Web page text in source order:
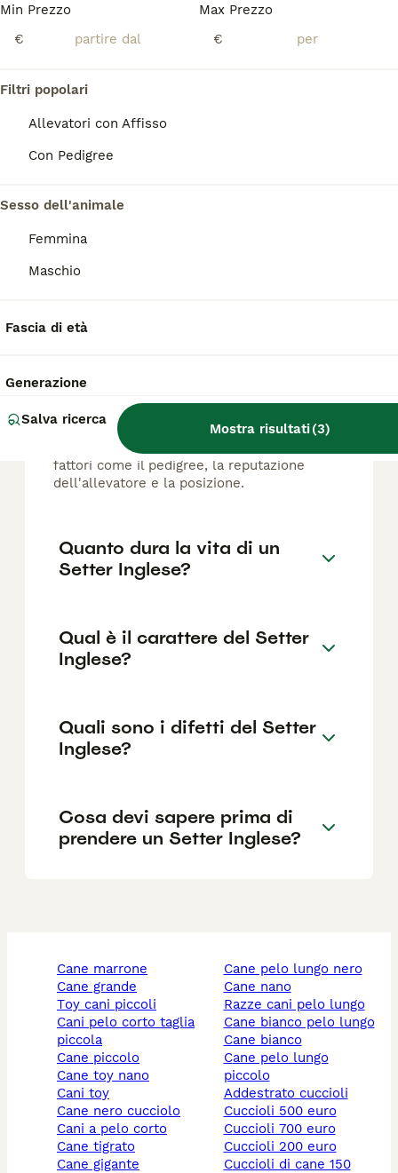
Min Prezzo
€
Max Prezzo
€
Filtri popolari
Allevatori con Affisso
Con Pedigree
Sesso dell'animale
Femmina
Maschio
Fascia di età
Generazione
Salva ricerca
Mostra risultati(3)
Setter inglese
Setter Inglese
Sesso Prezzo
Caldonazzo (104.1km)
cucciolo di Setter Inglese?
Il costo medio di un cucciolo di Setter
Inglese di razza pura in Italia è di circa 163€
,anche se i prezzi possono variare in base a
fattori come il pedigree, la reputazione
dell'allevatore e la posizione.
Quanto dura la vita di un
Setter Inglese?
Qual è il carattere del Setter
Inglese?
Quali sono i difetti del Setter
Inglese?
Cosa devi sapere prima di
prendere un Setter Inglese?
cane marrone
cane grande
toy cani piccoli
cani pelo corto taglia
piccola
cane piccolo
cane toy nano
cani toy
cane nero cucciolo
cani a pelo corto
cane tigrato
cane gigante
cane pelo lungo nero
cane nano
razze cani pelo lungo
cane bianco pelo lungo
cane bianco
cane pelo lungo
piccolo
addestrato cuccioli
cuccioli 500 euro
cuccioli 700 euro
cuccioli 200 euro
cuccioli di cane 150